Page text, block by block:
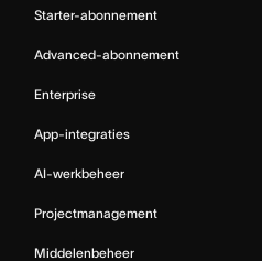
Starter-abonnement
Advanced-abonnement
Enterprise
App-integraties
AI-werkbeheer
Projectmanagement
Middelenbeheer